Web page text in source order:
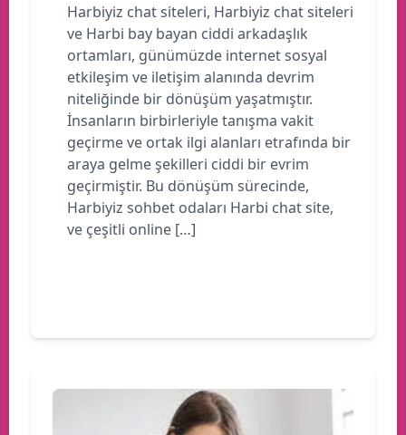
Harbiyiz chat siteleri, Harbiyiz chat siteleri
ve Harbi bay bayan ciddi arkadaşlık
ortamları, günümüzde internet sosyal
etkileşim ve iletişim alanında devrim
niteliğinde bir dönüşüm yaşatmıştır.
İnsanların birbirleriyle tanışma vakit
geçirme ve ortak ilgi alanları etrafında bir
araya gelme şekilleri ciddi bir evrim
geçirmiştir. Bu dönüşüm sürecinde,
Harbiyiz sohbet odaları Harbi chat site,
ve çeşitli online […]